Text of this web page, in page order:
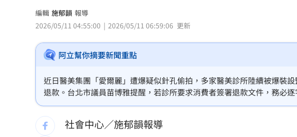
外資狂提款！國家隊3億護「這檔金融股 」
姜厚任女友稱學歷「3碩1博」 台大發聲了
官方認熊本地震為激甚災害 擴大國家補助
工會風波擴大 許常德再嗆曹雨婷轉移焦點 18:49
美情報：普丁恐在今秋有限度攻擊北約盟國
編輯 施郁韻 報導
2026/05/11 04:55:00
2026/05/11 06:59:06 更新
阿立幫你摘要新聞重點
近日醫美集團「愛爾麗」遭爆疑似針孔偷拍，多家醫美診所陸續被爆裝
退款。台北市議員苗博雅提醒，若診所要求消費者簽署退款文件，務必
事追訴權利」或類似字句，應提高警覺。
社會中心／施郁韻報導